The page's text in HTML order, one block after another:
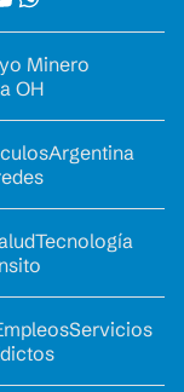
Minero
OH
Argentina
Tecnología
Servicios